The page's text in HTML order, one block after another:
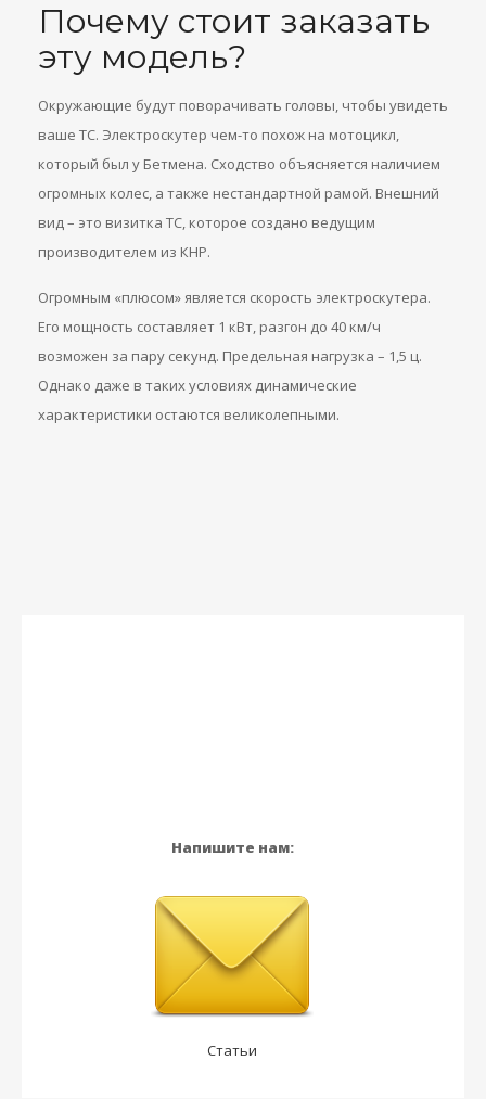
Почему стоит заказать
эту модель?
Окружающие будут поворачивать головы, чтобы увидеть
ваше ТС. Электроскутер чем-то похож на мотоцикл,
который был у Бетмена. Сходство объясняется наличием
огромных колес, а также нестандартной рамой. Внешний
вид – это визитка ТС, которое создано ведущим
производителем из КНР.
Огромным «плюсом» является скорость электроскутера.
Его мощность составляет 1 кВт, разгон до 40 км/ч
возможен за пару секунд. Предельная нагрузка – 1,5 ц.
Однако даже в таких условиях динамические
характеристики остаются великолепными.
Напишите нам:
Статьи